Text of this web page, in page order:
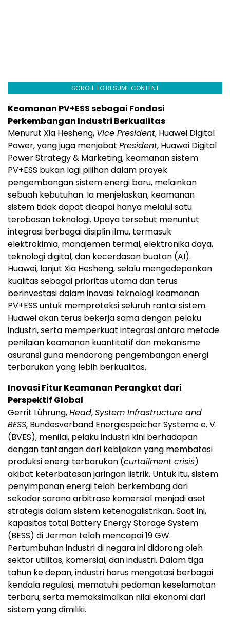
SCROLL TO RESUME CONTENT
Keamanan PV+ESS sebagai Fondasi
Perkembangan Industri Berkualitas
Menurut Xia Hesheng, Vice President, Huawei Digital
Power, yang juga menjabat President, Huawei Digital
Power Strategy & Marketing, keamanan sistem
PV+ESS bukan lagi pilihan dalam proyek
pengembangan sistem energi baru, melainkan
sebuah kebutuhan. Ia menjelaskan, keamanan
sistem tidak dapat dicapai hanya melalui satu
terobosan teknologi. Upaya tersebut menuntut
integrasi berbagai disiplin ilmu, termasuk
elektrokimia, manajemen termal, elektronika daya,
teknologi digital, dan kecerdasan buatan (AI).
Huawei, lanjut Xia Hesheng, selalu mengedepankan
kualitas sebagai prioritas utama dan terus
berinvestasi dalam inovasi teknologi keamanan
PV+ESS untuk memproteksi seluruh rantai sistem.
Huawei akan terus bekerja sama dengan pelaku
industri, serta memperkuat integrasi antara metode
penilaian keamanan kuantitatif dan mekanisme
asuransi guna mendorong pengembangan energi
terbarukan yang lebih berkualitas.
Inovasi Fitur Keamanan Perangkat dari
Perspektif Global
Gerrit Lührung,Head,System Infrastructure and
BESS, Bundesverband Energiespeicher Systeme e. V.
(BVES), menilai, pelaku industri kini berhadapan
dengan tantangan dari kebijakan yang membatasi
produksi energi terbarukan (curtailment crisis)
akibat keterbatasan jaringan listrik. Untuk itu, sistem
penyimpanan energi telah berkembang dari
sekadar sarana arbitrase komersial menjadi aset
strategis dalam sistem ketenagalistrikan. Saat ini,
kapasitas total Battery Energy Storage System
(BESS) di Jerman telah mencapai 19 GW.
Pertumbuhan industri di negara ini didorong oleh
sektor utilitas, komersial, dan industri. Dalam tiga
tahun ke depan, industri harus mengatasi berbagai
kendala regulasi, mematuhi pedoman keselamatan
terbaru, serta memaksimalkan nilai ekonomi dari
sistem yang dimiliki.